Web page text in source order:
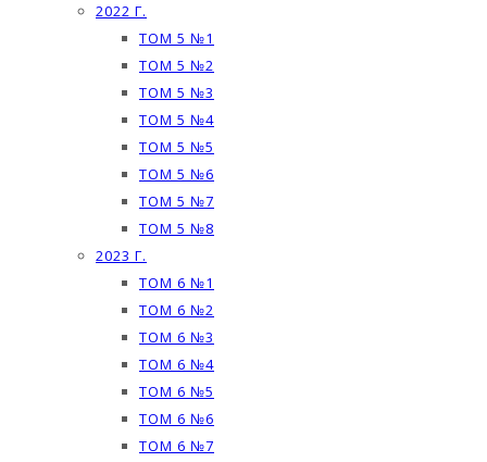
2022 Г.
ТОМ 5 №1
ТОМ 5 №2
ТОМ 5 №3
ТОМ 5 №4
ТОМ 5 №5
ТОМ 5 №6
ТОМ 5 №7
ТОМ 5 №8
2023 Г.
ТОМ 6 №1
ТОМ 6 №2
ТОМ 6 №3
ТОМ 6 №4
ТОМ 6 №5
ТОМ 6 №6
ТОМ 6 №7